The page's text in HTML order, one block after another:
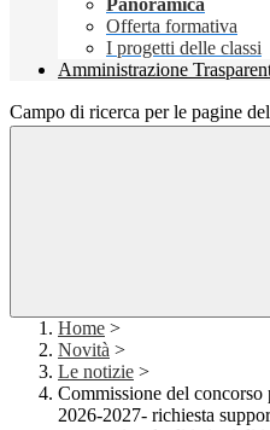
Panoramica
Offerta formativa
I progetti delle classi
Amministrazione
Campo di ricerca per le pagine
Home >
Novità >
Le notizie >
Commissione del
2026-2027- richiesta